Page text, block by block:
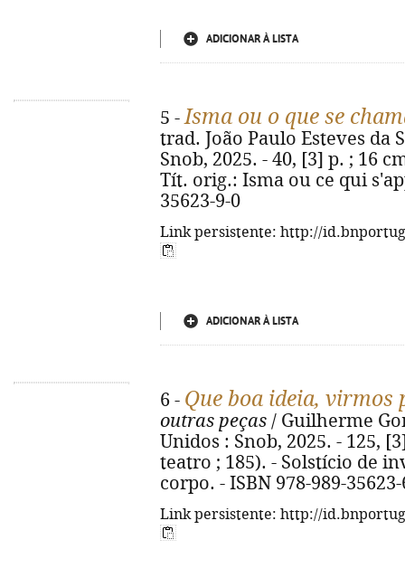
ADICIONAR À LISTA
5 -Isma ou o que se
trad. João Paulo Esteves da
Snob, 2025. - 40, [3] p. ; 16
Tít. orig.: Isma ou ce qui
35623-9-0
Link persistente: http://
ADICIONAR À LISTA
6 - Que boa ideia, virmos
outras peças / Guilherme
Unidos : Snob, 2025. - 125,
teatro ; 185). - Solstício de
corpo. - ISBN 978-989-35623-
Link persistente: http://